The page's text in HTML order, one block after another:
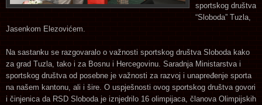
sportskog društva
“Sloboda” Tuzla,
Jasenkom Elezovićem.
Na sastanku se razgovaralo o važnosti sportskog društva Sloboda kako
za grad Tuzla, tako i za Bosnu i Hercegovinu. Saradnja Ministarstva i
sportskog društva od posebne je važnosti za razvoj i unapređenje sporta
na našem kantonu, ali i šire. O uspješnosti ovog sportskog društva govori
i činjenica da RSD Sloboda je iznjedrilo 16 olimpijaca, članova Olimpijskih